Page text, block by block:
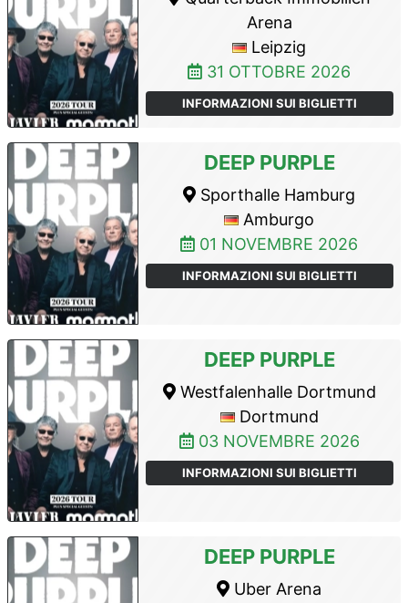
Arena
Leipzig
31 OTTOBRE 2026
INFORMAZIONI SUI BIGLIETTI
DEEP PURPLE
Sporthalle Hamburg
Amburgo
01 NOVEMBRE 2026
INFORMAZIONI SUI BIGLIETTI
DEEP PURPLE
Westfalenhalle Dortmund
Dortmund
03 NOVEMBRE 2026
INFORMAZIONI SUI BIGLIETTI
DEEP PURPLE
Uber Arena